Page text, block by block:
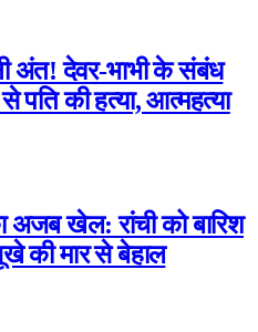
अंत! देवर-भाभी के संबंध
की हत्या, आत्महत्या
खेल: रांची को बारिश
की मार से बेहाल